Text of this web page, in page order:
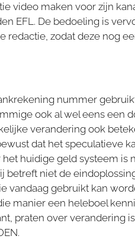
video maken voor zijn
EFL. De bedoeling is
zodat deze nog
nummer
ook al wel eens een
verandering ook
dat het speculatieve
huidige geld systeem is
betreft niet de
vandaag gebruikt kan
manier een heleboel
praten over verandering